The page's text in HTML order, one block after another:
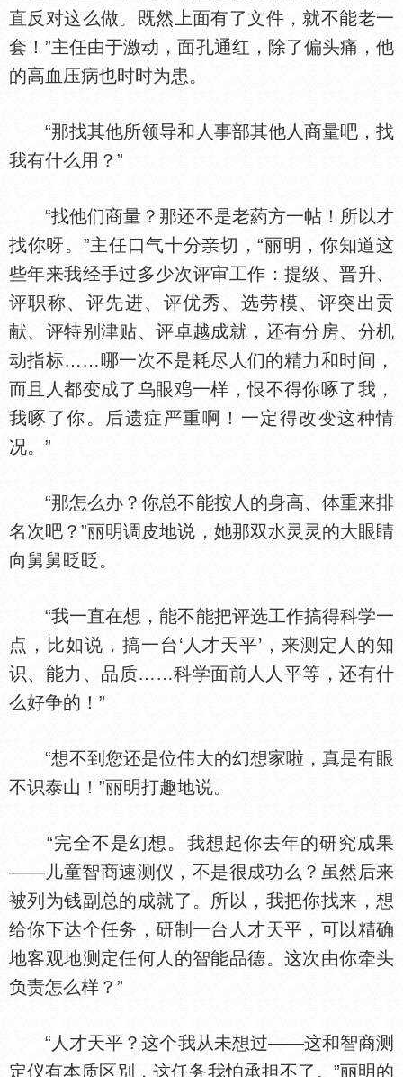
直反对这么做。既然上面有了文件，就不能老一
套！”主任由于激动，面孔通红，除了偏头痛，他
的高血压病也时时为患。
“那找其他所领导和人事部其他人商量吧，找
我有什么用？”
“找他们商量？那还不是老葯方一帖！所以才
找你呀。”主任口气十分
切，“丽明，你知道这
些年来我经手过多少次评审工作：提级、晋升、
评职称、评先进、评优秀、选劳模、评突出贡
献、评特别津贴、评卓越成就，还有分房、分机
动指标……哪一次不是耗尽人们的精力和时间，
而且人都变成了乌眼
一样，恨不得你啄了我，
我啄了你。后遗症严重啊！一定得改变这种情
况。”
“那怎么办？你总不能按人的身高、
重来排
名次吧？”丽明调皮地说，她那双
灵灵的大眼睛
向舅舅眨眨。
“我一直在想，能不能把评选工作搞得科学一
点，比如说，搞一台‘人才天平’，来测定人的知
识、能力、品质……科学面前人人平等，还有什
么好争的！”
“想不到您还是位伟大的幻想家啦，真是有眼
不识泰山！”丽明打趣地说。
“完全不是幻想。我想起你去年的研究成果
——儿童智商速测仪，不是很成功么？虽然后来
被列为钱副总的成就了。所以，我把你找来，想
给你下达个任务，研制一台人才天平，可以精确
地客观地测定任何人的智能品德。这次由你牵头
负责怎么样？”
“人才天平？这个我从未想过——这和智商测
定仪有本质区别，这任务我怕承担不了。”丽明的